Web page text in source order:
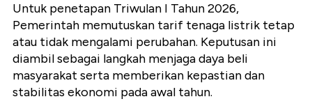
Untuk penetapan Triwulan I Tahun 2026,
Pemerintah memutuskan tarif tenaga listrik tetap
atau tidak mengalami perubahan. Keputusan ini
diambil sebagai langkah menjaga daya beli
masyarakat serta memberikan kepastian dan
stabilitas ekonomi pada awal tahun.